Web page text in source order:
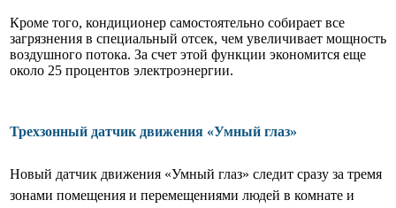
Кроме того, кондиционер самостоятельно собирает все
загрязнения в специальный отсек, чем увеличивает мощность
воздушного потока. За счет этой функции экономится еще
около 25 процентов электроэнергии.
Трехзонный датчик движения «Умный глаз»
Новый датчик движения «Умный глаз» следит сразу за тремя
зонами помещения и перемещениями людей в комнате и